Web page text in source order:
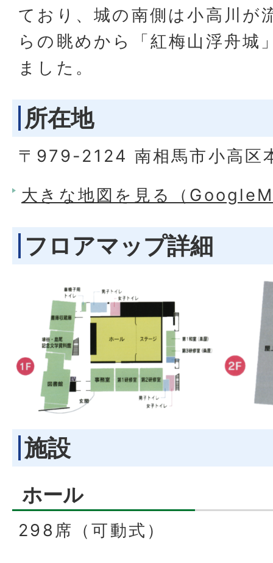
ており、城の南側は小高川が
らの眺めから「紅梅山浮舟城
ました。
所在地
〒979-2124 南相馬市小高区
大きな地図を見る（
フロアマップ詳細
施設
ホール
298席（可動式）